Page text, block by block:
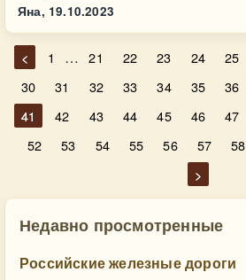
Яна, 19.10.2023
< 1 … 21 22 23 24 25
30
31 32 33 34 35 36
41
42 43 44 45 46 47
52
53 54 55 56 57 58
>
Недавно просмотренные
Российские железные дороги